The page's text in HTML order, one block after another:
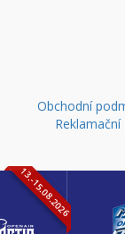
Obchodní
Reklamační
13.-15.08.2026